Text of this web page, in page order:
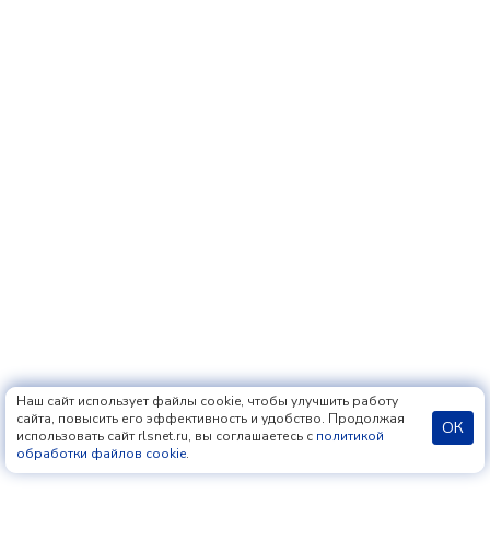
Наш сайт использует файлы cookie, чтобы улучшить работу
сайта, повысить его эффективность и удобство. Продолжая
использовать сайт rlsnet.ru, вы соглашаетесь с политикой
обработки файлов cookie.
ОК